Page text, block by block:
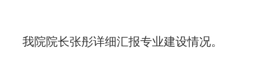
我院院长张彤详细汇报专业建设情况。